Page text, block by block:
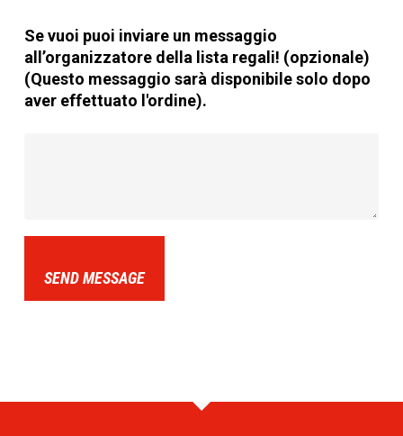
Se vuoi puoi inviare un messaggio
all’organizzatore della lista regali! (opzionale)
(Questo messaggio sarà disponibile solo dopo
aver effettuato l'ordine).
SEND MESSAGE